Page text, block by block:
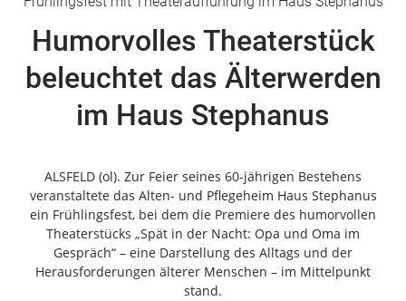
Romrod
Homberg
Ohm
Schotten
Antrifttal
Feldatal
Freiensteinau
Gemünden
Grebenau
Humorvolles Theaterstück
beleuchtet das Älterwerden
im Haus Stephanus
ALSFELD (ol). Zur Feier seines 60-jährigen Bestehens
veranstaltete das Alten- und Pflegeheim Haus Stephanus
ein Frühlingsfest, bei dem die Premiere des humorvollen
Theaterstücks „Spät in der Nacht: Opa und Oma im
Gespräch“ – eine Darstellung des Alltags und der
Herausforderungen älterer Menschen – im Mittelpunkt
stand.